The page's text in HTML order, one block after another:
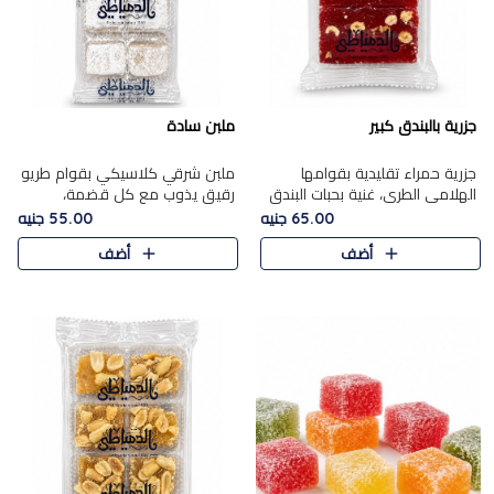
جزرية بالبندق كبير
جزرية حمراء تقليدية بقوامها
الهلامي الطري، غنية بحبات البندق
الفاخرة التي تضيف قرمشة راقية
إلى قوامها الناعم، لتقدم مزيجًا
متوازنًا من النكه..
65.00 جنيه
أضف
ملبن سادة
ملبن شرقي كلاسيكي بقوام طريو
رقيق يذوب مع كل قضمة،
مغطى بطبقة ناعمة من السكر
البودرة ليقدم المذاق الأصيل الذي
ارتبط بحلويات المولد التقليدي..
55.00 جنيه
أضف